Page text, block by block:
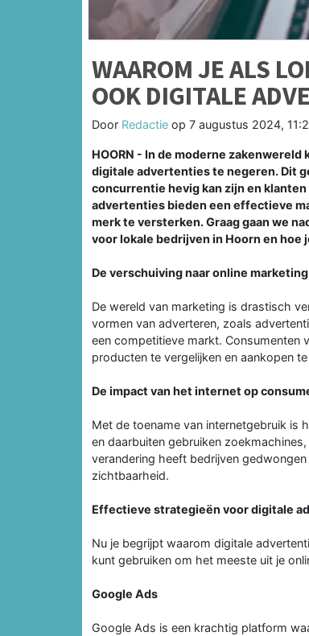
WAAROM JE ALS
OOK DIGITALE
Door Redactie op 7 augustus 2024,
HOORN - In de moderne
digitale advertenties te negeren. Dit
concurrentie hevig kan zijn en
advertenties bieden een effectieve
merk te versterken. Graag gaan we
voor lokale bedrijven in Hoorn en
De verschuiving naar online marketing
De wereld van marketing is drastisch
vormen van adverteren, zoals
een competitieve markt. Consumenten
producten te vergelijken en aankopen
De impact van het internet op
Met de toename van internetgebruik is
en daarbuiten gebruiken
verandering heeft bedrijven
zichtbaarheid.
Effectieve strategieën voor digitale
Nu je begrijpt waarom digitale
kunt gebruiken om het meeste uit je
Google Ads
Google Ads is een krachtig platform